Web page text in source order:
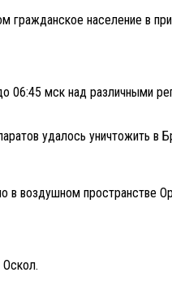
население в
мск над различными
удалось уничтожить в
воздушном пространстве